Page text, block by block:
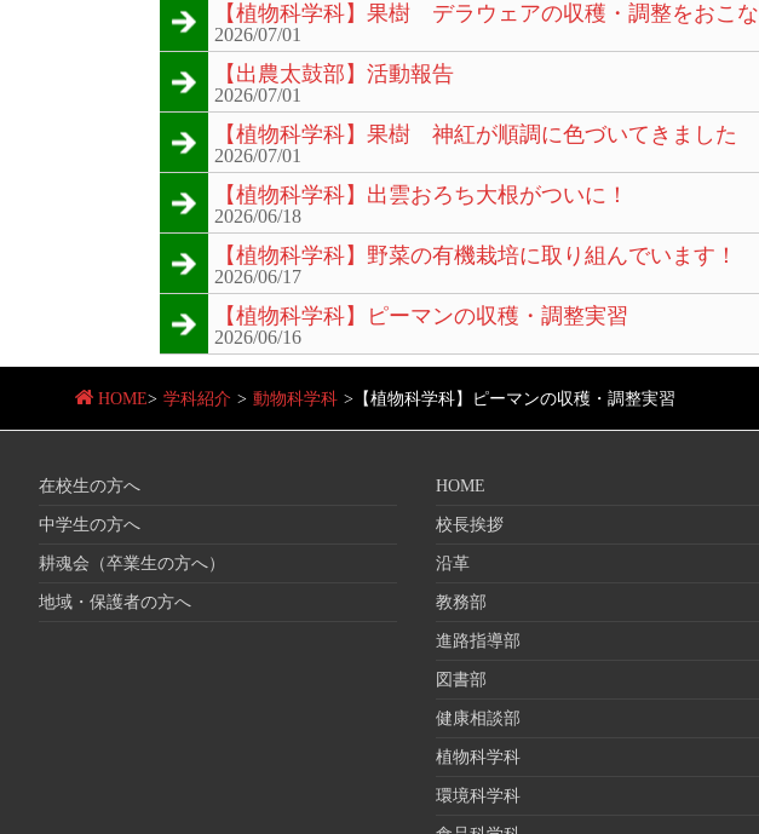
【植物科学科】果樹 デラウェアの収穫・調整をおこ
2026/07/01
【出農太鼓部】活動報告
2026/07/01
【植物科学科】果樹 神紅が順調に色づいてきました
2026/07/01
【植物科学科】出雲おろち大根がついに！
2026/06/18
【植物科学科】野菜の有機栽培に取り組んでいます！
2026/06/17
【植物科学科】ピーマンの収穫・調整実習
2026/06/16
HOME> 学科紹介 > 動物科学科 > 【植物科学科】ピーマンの収穫・調整実習
在校生の方へ
中学生の方へ
耕魂会（卒業生の方へ）
地域・保護者の方へ
HOME
校長挨拶
沿革
教務部
進路指導部
図書部
健康相談部
植物科学科
環境科学科